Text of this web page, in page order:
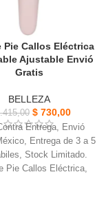
Pie Callos Eléctrica
Ajustable Envió
Gratis
BELLEZA
$730,00
Entrega, Envió
Entrega de 3 a 5
Stock Limitado.
Pie Callos Eléctrica,